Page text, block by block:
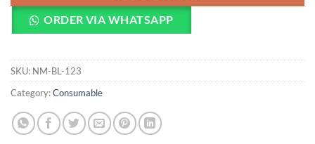
ORDER VIA WHATSAPP
SKU: NM-BL-123
Category:Consumable